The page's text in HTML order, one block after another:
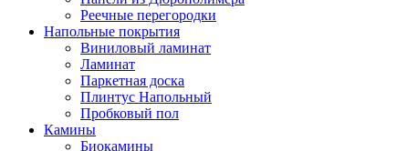
Реечные перегородки
Напольные покрытия
Виниловый ламинат
Ламинат
Паркетная доска
Плинтус Напольный
Пробковый пол
Камины
Биокамины